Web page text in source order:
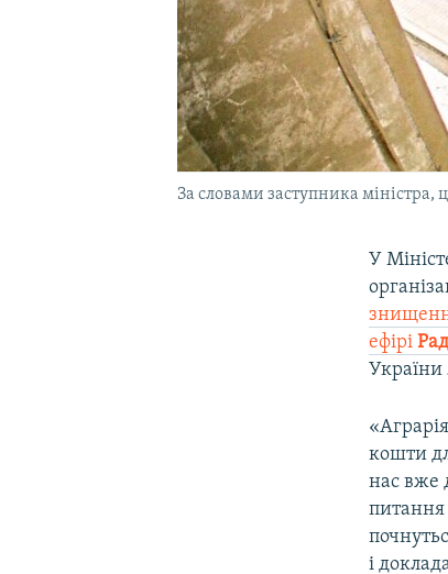
За словами заступника міністра,
У
ефірі
України
кошти
нас вже
питання
і